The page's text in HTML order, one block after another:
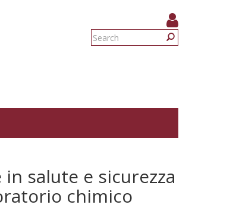
Search
salute e sicurezza
chimico